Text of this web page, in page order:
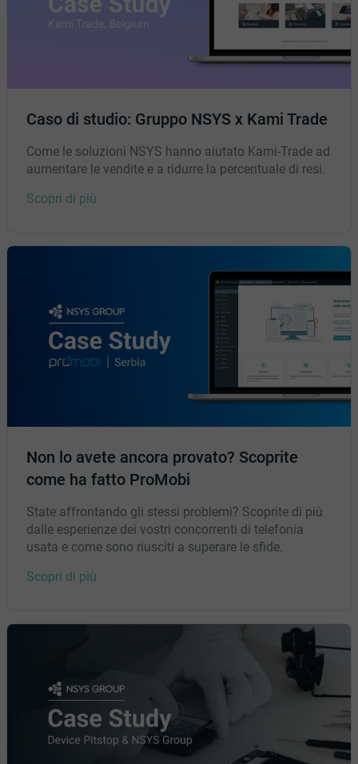
Caso di studio: Gruppo NSYS x Kami Trade
Come le soluzioni NSYS hanno aiutato Kami-Trade ad
aumentare le vendite e a ridurre la percentuale di resi.
Scopri di più
Non lo avete ancora provato? Scoprite
come ha fatto ProMobi
State affrontando gli stessi problemi? Scoprite di più
dalle esperienze dei vostri concorrenti di telefonia
usata e come sono riusciti a superare le sfide.
Scopri di più